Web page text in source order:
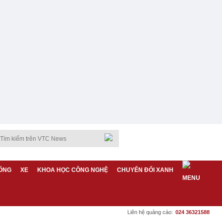
XE KHOA HỌC CÔNG NGHỆ CHUYỂN ĐỔI XANH
Liên hệ quảng cáo: 024 36321588